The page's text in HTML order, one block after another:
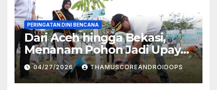
PERINGATAN DINI BENCANA
Dari Aceh hingga Bekasi,
Menanam Pohon Jadi Upaya
Redam Bencana Alam
04/27/2026 THAMUSCOREANDROIDOPS